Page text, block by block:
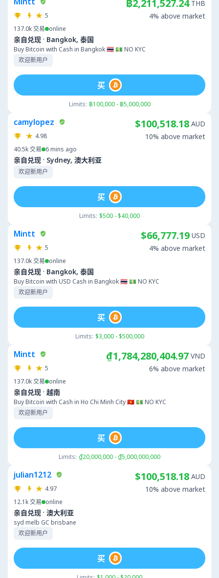
5
137.0k交易 online
亲自兑现 · Bangkok, 泰国
Buy Bitcoin with Cash in Bangkok 🇹🇭 💵 NO KYC
欢迎新用户
฿2,211,527.24 THB
4% above market
Limits: ฿100,000 - ฿5,000,000
买
camylopez
4.98
40.5k交易 6 mins ago
亲自兑现 · Sydney, 澳大利亚
欢迎新用户
$100,518.18 AUD
10% above market
Limits: $500 - $40,000
买
Mintt
5
137.0k交易 online
亲自兑现 · Bangkok, 泰国
Buy Bitcoin with USD Cash in Bangkok 🇹🇭 💵 NO KYC
欢迎新用户
$66,777.19 USD
4% above market
Limits: $3,000 - $500,000
买
Mintt
5
137.0k交易 online
亲自兑现 · 越南
Buy Bitcoin with Cash in Ho Chi Minh City 🇻🇳 💵 NO KYC
欢迎新用户
₫1,784,280,404.97 VND
6% above market
Limits: ₫20,000,000 - ₫5,000,000,000
买
julian1212
4.97
12.1k交易 online
亲自兑现 · 澳大利亚
syd melb GC brisbane
欢迎新用户
$100,518.18 AUD
10% above market
买